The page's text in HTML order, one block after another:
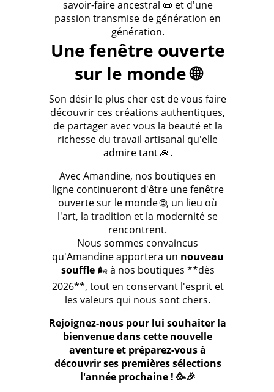
savoir-faire ancestral 📜 et d'une
passion transmise de génération en
génération.
Une fenêtre ouverte
sur le monde 🌐
Son désir le plus cher est de vous faire
découvrir ces créations authentiques,
de partager avec vous la beauté et la
richesse du travail artisanal qu'elle
admire tant 🙏.
Avec Amandine, nos boutiques en
ligne continueront d'être une fenêtre
ouverte sur le monde 🌐, un lieu où
l'art, la tradition et la modernité se
rencontrent.
Nous sommes convaincus
qu'Amandine apportera un nouveau
souffle🌬️ à nos boutiques **dès
2026**, tout en conservant l'esprit et
les valeurs qui nous sont chers.
Rejoignez-nous pour lui souhaiter la
bienvenue dans cette nouvelle
aventure et préparez-vous à
découvrir ses premières sélections
l'année prochaine ! 🥳🎉